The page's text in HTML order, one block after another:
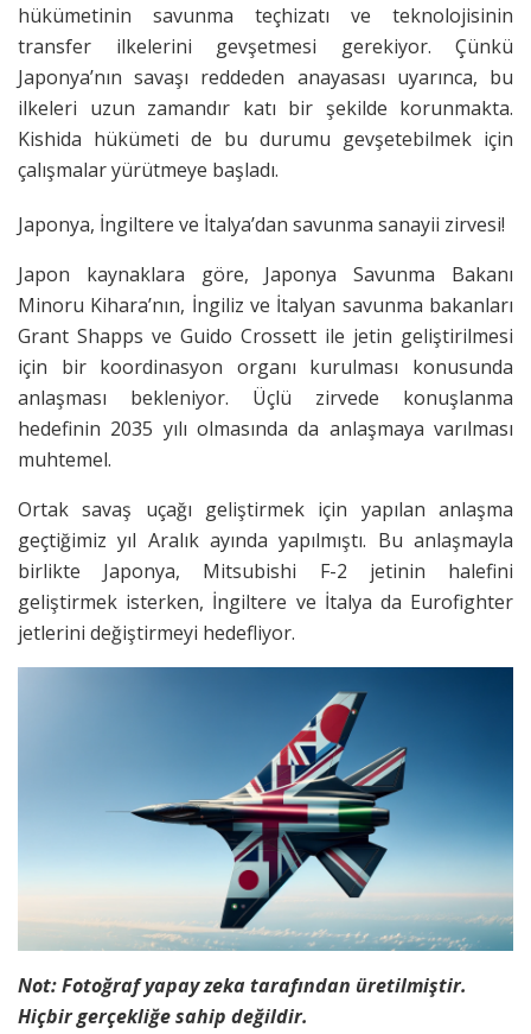
hükümetinin savunma teçhizatı ve teknolojisinin
transfer ilkelerini gevşetmesi gerekiyor. Çünkü
Japonya’nın savaşı reddeden anayasası uyarınca, bu
ilkeleri uzun zamandır katı bir şekilde korunmakta.
Kishida hükümeti de bu durumu gevşetebilmek için
çalışmalar yürütmeye başladı.
Japonya, İngiltere ve İtalya’dan savunma sanayii zirvesi!
Japon kaynaklara göre, Japonya Savunma Bakanı
Minoru Kihara’nın, İngiliz ve İtalyan savunma bakanları
Grant Shapps ve Guido Crossett ile jetin geliştirilmesi
için bir koordinasyon organı kurulması konusunda
anlaşması bekleniyor. Üçlü zirvede konuşlanma
hedefinin 2035 yılı olmasında da anlaşmaya varılması
muhtemel.
Ortak savaş uçağı geliştirmek için yapılan anlaşma
geçtiğimiz yıl Aralık ayında yapılmıştı. Bu anlaşmayla
birlikte Japonya, Mitsubishi F-2 jetinin halefini
geliştirmek isterken, İngiltere ve İtalya da Eurofighter
jetlerini değiştirmeyi hedefliyor.
Not: Fotoğraf yapay zeka tarafından üretilmiştir.
Hiçbir gerçekliğe sahip değildir.